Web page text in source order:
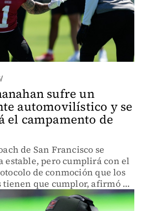
sufre un
automovilístico y se
el campamento de
de San Francisco se
estable, pero cumplirá con el
de conmoción que los
tienen que cumplor, afirmó el
Lynch.